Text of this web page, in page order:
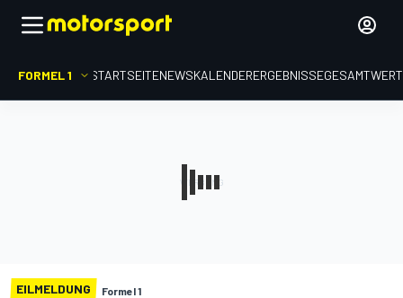
FORMEL 1 STARTSEITENEWSKALENDERERGEBNISSE
EILMELDUNG Formel 1